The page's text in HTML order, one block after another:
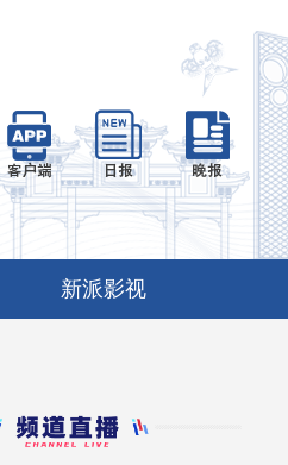
新派影视